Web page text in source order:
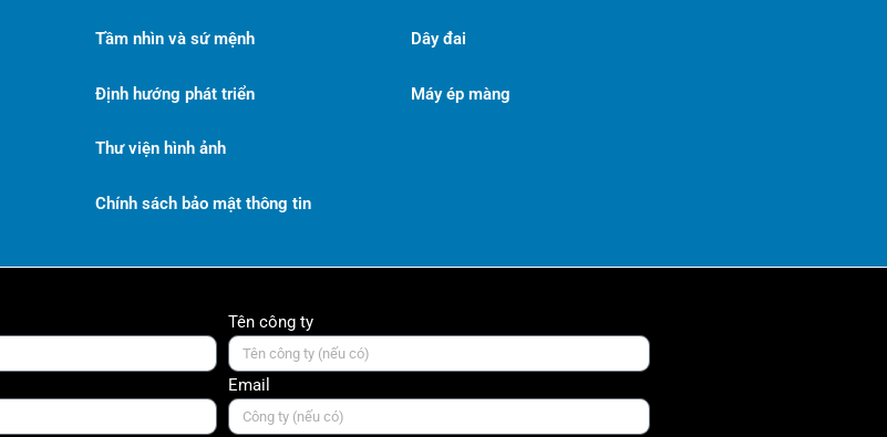
Tầm nhìn và sứ mệnh
Định hướng phát triển
Thư viện hình ảnh
Chính sách bảo mật thông tin
Dây đai
Máy ép màng
Tên công ty
Email